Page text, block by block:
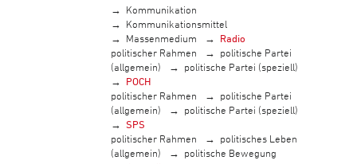
Kommunikation
Kommunikationsmittel
Massenmedium
Radio
politischer Rahmen
politische Partei
(allgemein)
politische Partei (speziell)
POCH
politischer Rahmen
politische Partei
(allgemein)
politische Partei (speziell)
SPS
politischer Rahmen
politisches Leben
(allgemein)
politische Bewegung